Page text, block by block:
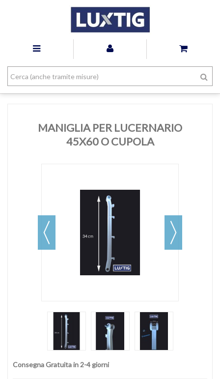
MANIGLIA PER LUCERNARIO
45X60 O CUPOLA
Consegna Gratuita in 2-4 giorni